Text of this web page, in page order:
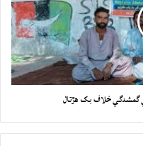
گمشدگي خلاف بک هڙتال